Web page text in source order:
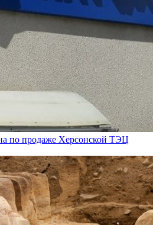
по продаже Херсонской ТЭЦ